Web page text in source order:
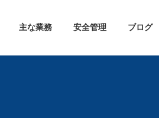
主な業務 安全管理 ブログ